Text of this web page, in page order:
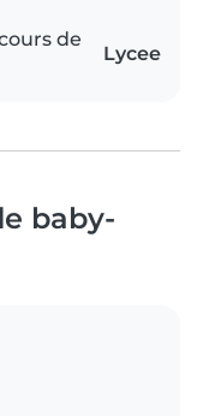
de
Lycee
baby-